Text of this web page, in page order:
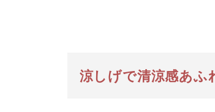
涼しげで清涼感あふ